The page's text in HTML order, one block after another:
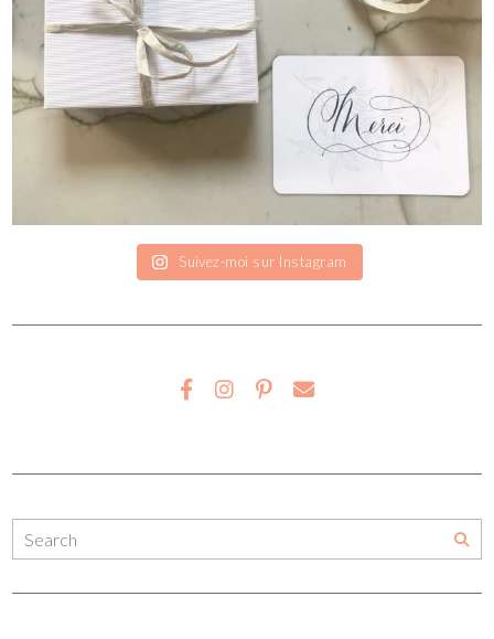
Suivez-moi sur Instagram